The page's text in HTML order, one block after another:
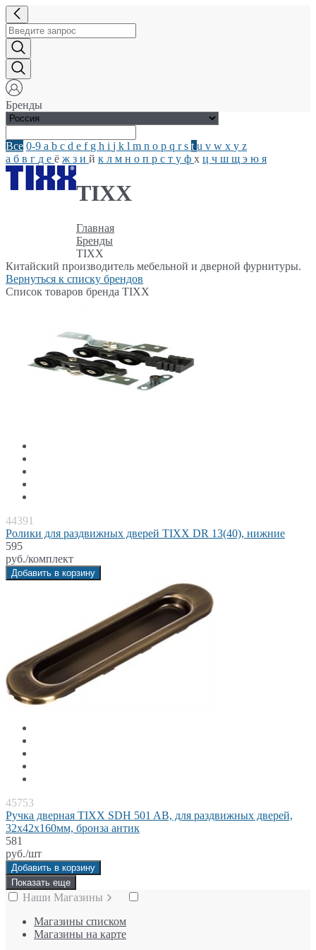
Бренды
Все 0-9 a b c d e f g h i j k l m n o p q rs t u v w x y z
а б в г д е ё ж з и й к л м н о п р с т у ф х ц ч ш щ э ю я
TIXX
Главная
Бренды
TIXX
Китайский производитель мебельной и дверной фурнитуры.
Вернуться к списку брендов
Список товаров бренда TIXX
44391
Ролики для раздвижных дверей TIXX DR 13(40), нижние
595
руб./комплект
Добавить в корзину
45753
Ручка дверная TIXX SDH 501 AB, для раздвижных дверей,
32х42х160мм, бронза антик
581
руб./шт
Добавить в корзину
Показать еще
Наши Магазины
Магазины списком
Магазины на карте